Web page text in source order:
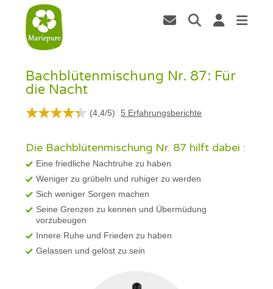
Bachblütenmischung Nr. 87: Für
die Nacht
(4,4/5) 5 Erfahrungsberichte
Die Bachblütenmischung Nr. 87 hilft dabei :
Eine friedliche Nachtruhe zu haben
Weniger zu grübeln und ruhiger zu werden
Sich weniger Sorgen machen
Seine Grenzen zu kennen und Übermüdung
vorzubeugen
Innere Ruhe und Frieden zu haben
Gelassen und gelöst zu sein